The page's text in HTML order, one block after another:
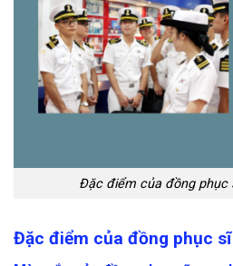
Đặc điểm của đồng phục
Đặc điểm của đồng phục